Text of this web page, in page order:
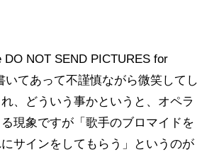
DO NOT SEND PICTURES for
いてあって不謹慎ながら微笑してし
、どういう事かというと、オペラ
現象ですが「歌手のブロマイドを
サインをしてもらう」というのが